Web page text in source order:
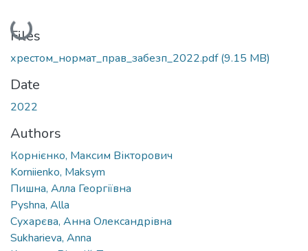
Loading...
Files
хрестом_нормат_прав_забезп_2022.pdf(9.15 MB)
Date
2022
Authors
Корнієнко, Максим Вікторович
Korniienko, Maksym
Пишна, Алла Георгіївна
Pyshna, Alla
Сухарєва, Анна Олександрівна
Sukharieva, Anna